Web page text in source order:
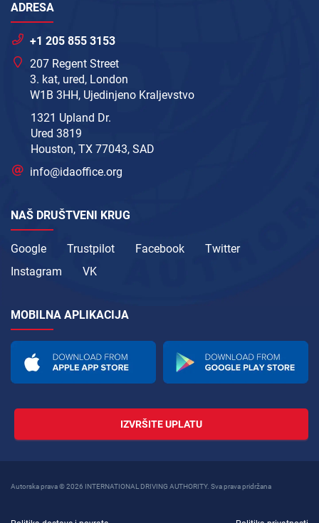
ADRESA
+1 205 855 3153
207 Regent Street
3. kat, ured, London
W1B 3HH, Ujedinjeno Kraljevstvo
1321 Upland Dr.
Ured 3819
Houston, TX 77043, SAD
info@idaoffice.org
NAŠ DRUŠTVENI KRUG
Google Trustpilot Facebook
Twitter
Instagram
VK
MOBILNA APLIKACIJA
IZVRŠITE UPLATU
Autorska prava © 2026 INTERNATIONAL DRIVING AUTHORITY. Sva prava pridržana